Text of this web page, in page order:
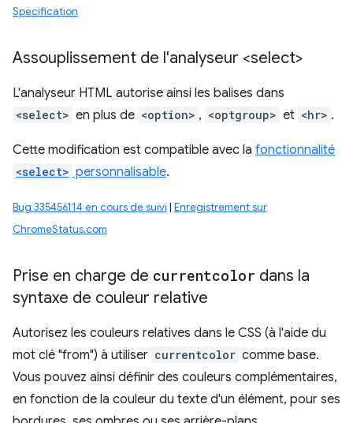
Spécification
Assouplissement de l'analyseur <select>
L'analyseur HTML autorise ainsi les balises dans
<select> en plus de <option> , <optgroup> et <hr> .
Cette modification est compatible avec la fonctionnalité
<select> personnalisable.
Bug 335456114 en cours de suivi | Enregistrement sur
ChromeStatus.com
Prise en charge de currentcolor dans la
syntaxe de couleur relative
Autorisez les couleurs relatives dans le CSS (à l'aide du
mot clé "from") à utiliser currentcolor comme base.
Vous pouvez ainsi définir des couleurs complémentaires,
en fonction de la couleur du texte d'un élément, pour ses